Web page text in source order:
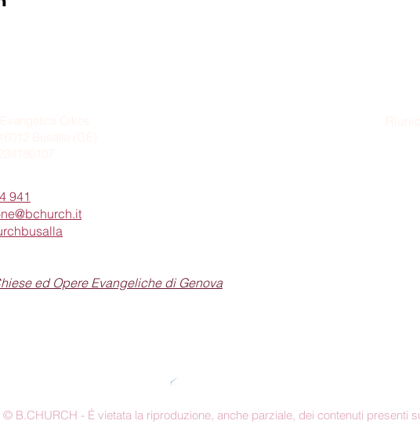
941
ed Opere Evangeliche di Genova
© B.CHURCH - É vietata la riproduzione, anche parziale, dei contenuti presenti